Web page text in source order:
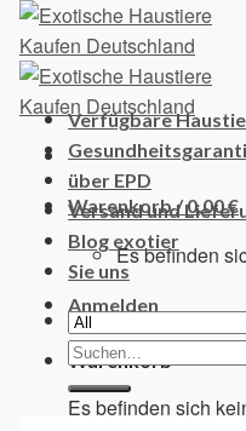
Skip
content
Warenkorb /0,00€
Es befinden
Anmelden
Warenkorb
Es befinden sich
Verfügbare
über EPD
Versand und
Blog exotier
Sie uns
Suchen
nach: